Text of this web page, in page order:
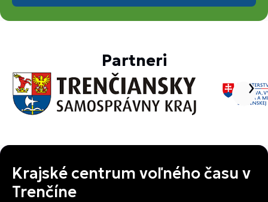
Partneri
Krajské centrum voľného času v
Trenčíne